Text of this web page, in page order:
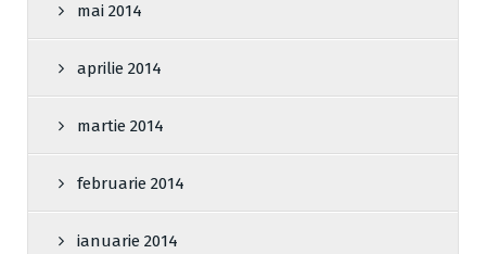
mai 2014
aprilie 2014
martie 2014
februarie 2014
ianuarie 2014